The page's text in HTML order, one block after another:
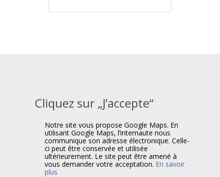
Cliquez sur „J’accepte“
Notre site vous propose Google Maps. En
utilisant Google Maps, l’internaute nous
communique son adresse électronique. Celle-
ci peut être conservée et utilisée
ultérieurement. Le site peut être amené à
vous demander votre acceptation. En savoir
plus